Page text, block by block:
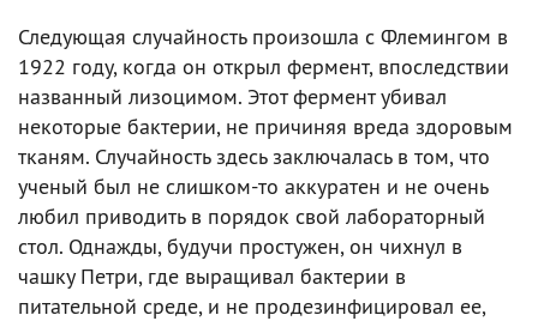
Следующая случайность произошла с Флемингом в
1922 году, когда он открыл фермент, впоследствии
названный лизоцимом. Этот фермент убивал
некоторые бактерии, не причиняя вреда здоровым
тканям. Случайность здесь заключалась в том, что
ученый был не слишком-то аккуратен и не очень
любил приводить в порядок свой лабораторный
стол. Однажды, будучи простужен, он чихнул в
чашку Петри, где выращивал бактерии в
питательной среде, и не продезинфицировал ее,